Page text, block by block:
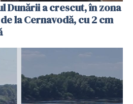
Dunării a crescut, în zona
la Cernavodă, cu 2 cm